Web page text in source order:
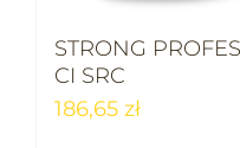
STRONG
CI SRC
186,65 zł